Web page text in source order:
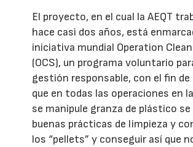
El proyecto, en el cual la AEQT
hace casi dos años, está
iniciativa mundial Operation
(OCS), un programa voluntario
gestión responsable, con el fin de
que en todas las operaciones en
se manipule granza de plástico se
buenas prácticas de limpieza y
los “pellets” y conseguir así que